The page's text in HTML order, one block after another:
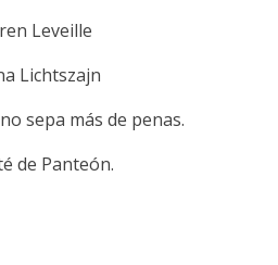
Leveille
Lichtszajn
sepa más de penas.
de Panteón.